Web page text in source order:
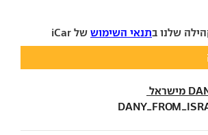
שלנו בתנאי השימוש של iCar